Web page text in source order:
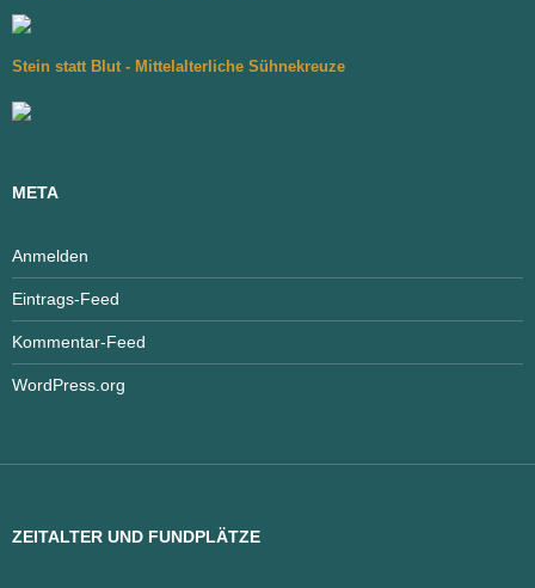
Stein statt Blut - Mittelalterliche Sühnekreuze
META
Anmelden
Eintrags-Feed
Kommentar-Feed
WordPress.org
ZEITALTER UND FUNDPLÄTZE